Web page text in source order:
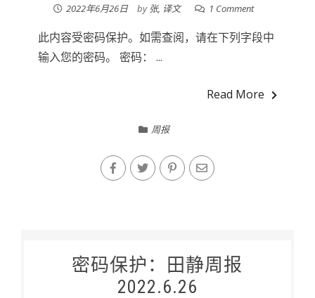
2022年6月26日 by 张, 译文 1 Comment
此内容受密码保护。如需查阅，请在下列字段中
输入您的密码。 密码： ...
Read More
周报
密码保护：田静周报
2022.6.26